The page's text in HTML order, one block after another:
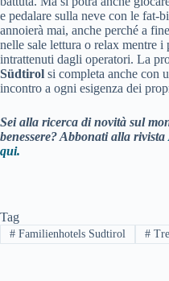
e pedalare sulla neve con le fat-
annoierà mai, anche perché a
nelle sale lettura o relax mentre
intrattenuti dagli operatori. La
Südtirol si completa anche con
incontro a ogni esigenza dei
Sei alla ricerca di novità sul
benessere? Abbonati alla rivista
qui.
Tag
#Familienhotels Sudtirol #